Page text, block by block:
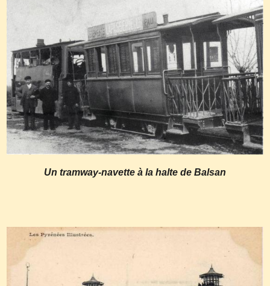
Un tramway-navette à la halte de Balsan